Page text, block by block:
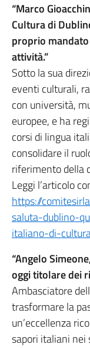
“Marco
Cultura di
proprio
attività.”
Sotto la sua
eventi culturali,
con università,
europee, e ha
corsi di lingua
consolidare il
riferimento della
Leggi l’articolo
https://
saluta-dublino-
italiano-di-
“Angelo
oggi titolare dei
Ambasciatore
trasformare la
un’eccellenza
sapori italiani nei